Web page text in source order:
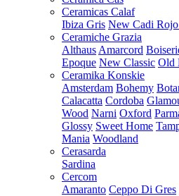
Ceramicas Calaf
Ibiza Gris New Cadi
Ceramiche Grazia
Althaus Amarcord
Epoque New Classic Old
Ceramika Konskie
Amsterdam Bohemy
Calacatta Cordoba
Wood Narni Oxford
Glossy Sweet Home
Mania Woodland
Cerasarda
Sardina
Cercom
Amaranto Ceppo Di Gres